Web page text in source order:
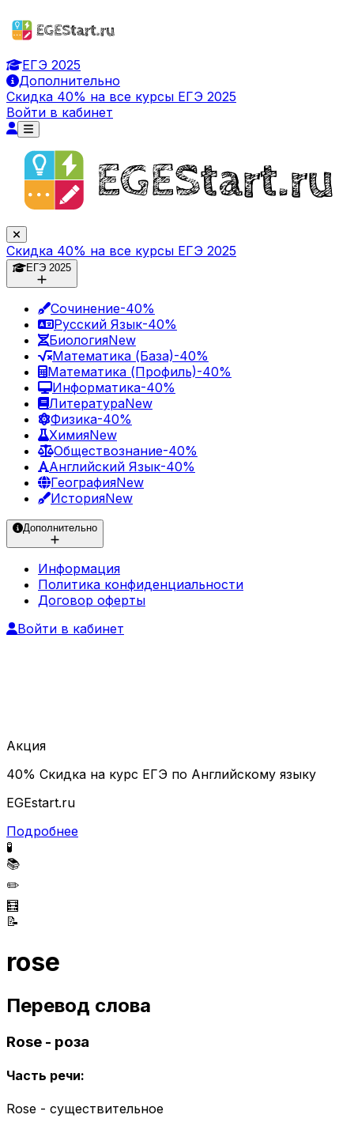
ЕГЭ 2025
Дополнительно
Скидка 40% на все курсы ЕГЭ 2025
Войти в кабинет
Скидка 40% на все курсы ЕГЭ 2025
ЕГЭ 2025
Сочинение-40%
Русский Язык-40%
БиологияNew
Математика (База)-40%
Математика (Профиль)-40%
Информатика-40%
ЛитератураNew
Физика-40%
ХимияNew
Обществознание-40%
Английский Язык-40%
ГеографияNew
ИсторияNew
Дополнительно
Информация
Политика конфиденциальности
Договор оферты
Войти в кабинет
Акция
40% Скидка на курс ЕГЭ по Английскому языку
EGEstart.ru
Подробнее
🧪
📚
✏️
🧮
📝
rose
Перевод слова
Rose - роза
Часть речи:
Rose - существительное